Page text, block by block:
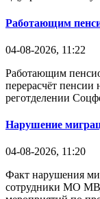
Работающим
04-08-2026, 11:22
Работающим
перерасчёт пенсии
реготделении
Нарушение
04-08-2026, 11:20
Факт нарушения
сотрудники МО